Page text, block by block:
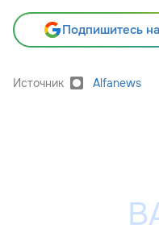
Подпишитесь
Источник Alfanews